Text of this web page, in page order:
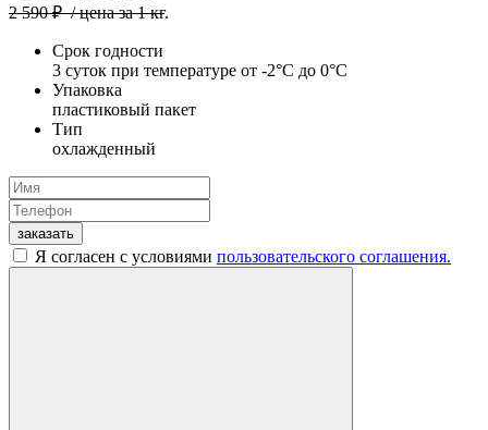
2 590₽ / цена за 1 кг.
Срок годности
3 суток при температуре от -2°C до 0°C
Упаковка
пластиковый пакет
Тип
охлажденный
заказать
Я согласен с условиями пользовательского соглашения.